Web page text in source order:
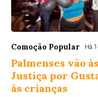
Comoção Popular Há
Palmenses vão
Justiça por
às crianças